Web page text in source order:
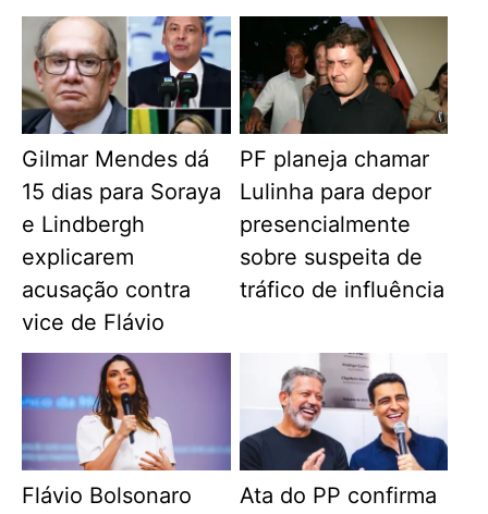
Gilmar Mendes dá
15 dias para Soraya
e Lindbergh
explicarem
acusação contra
vice de Flávio
PF planeja chamar
Lulinha para depor
presencialmente
sobre suspeita de
tráfico de influência
Flávio Bolsonaro
Ata do PP confirma